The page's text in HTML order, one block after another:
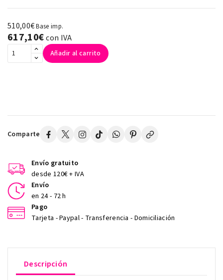
510,00€Base imp.
617,10€con IVA
Añadir al carrito
Comparte
Envío gratuito
desde 120€ + IVA
Envío
en 24 - 72 h
Pago
Tarjeta - Paypal - Transferencia - Domiciliación
Descripción